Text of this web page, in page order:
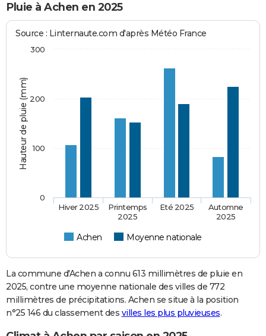
Pluie à Achen en 2025
Hauteur de pluie (mm)
Source : Linternaute.com d'après Météo France
Achen Moyenne nationale
Hiver 2025
Printemps
2025
Eté 2025
Automne
2025
0
100
200
300
La commune d'Achen a connu 613 millimètres de pluie en
2025, contre une moyenne nationale des villes de 772
millimètres de précipitations. Achen se situe à la position
n°25 146 du classement des villes les plus pluvieuses.